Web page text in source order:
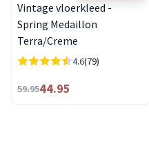
Vintage vloerkleed -
Spring Medaillon
Terra/Creme
4.6(79)
59.9544.95